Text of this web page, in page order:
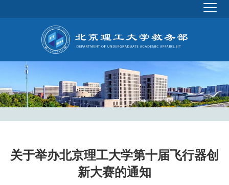
关于举办北京理工大学第十届飞行器创
新大赛的通知